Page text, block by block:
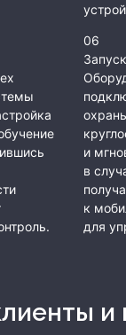
06
и
в
к
для